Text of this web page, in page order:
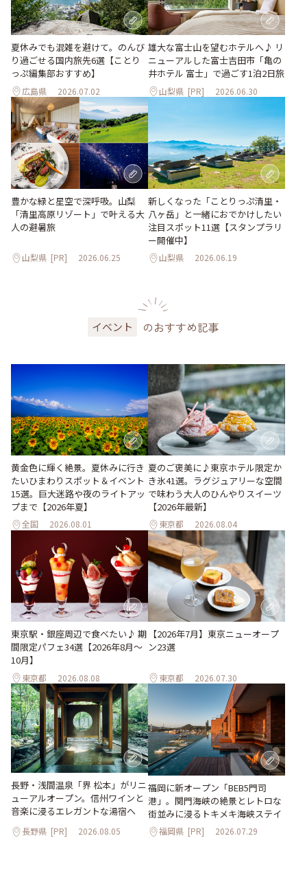
夏休みでも混雑を避けて。のんび
り過ごせる国内旅先6選【ことり
っぷ編集部おすすめ】
広島県 2026.07.02
雄大な富士山を望むホテルへ♪ リ
ニューアルした富士吉田市「亀の
井ホテル 富士」で過ごす1泊2日旅
山梨県 [PR] 2026.06.30
豊かな緑と星空で深呼吸。山梨
「清里高原リゾート」で叶える大
人の避暑旅
山梨県 [PR] 2026.06.25
新しくなった「ことりっぷ清里・
八ヶ岳」と一緒におでかけしたい
注目スポット11選【スタンプラリ
ー開催中】
山梨県 2026.06.19
イベント のおすすめ記事
黄金色に輝く絶景。夏休みに行き
たいひまわりスポット＆イベント
15選。巨大迷路や夜のライトアッ
プまで【2026年夏】
全国 2026.08.01
夏のご褒美に♪東京ホテル限定か
き氷41選。ラグジュアリーな空間
で味わう大人のひんやりスイーツ
【2026年最新】
東京都 2026.08.04
東京駅・銀座周辺で食べたい♪ 期
間限定パフェ34選【2026年8月～
10月】
東京都 2026.08.08
【2026年7月】東京ニューオープ
ン23選
東京都 2026.07.30
長野・浅間温泉「界 松本」がリニ
ューアルオープン。信州ワインと
音楽に浸るエレガントな湯宿へ
長野県 [PR] 2026.08.05
福岡に新オープン「BEB5門司
港」。関門海峡の絶景とレトロな
街並みに浸るトキメキ海峡ステイ
福岡県 [PR] 2026.07.29